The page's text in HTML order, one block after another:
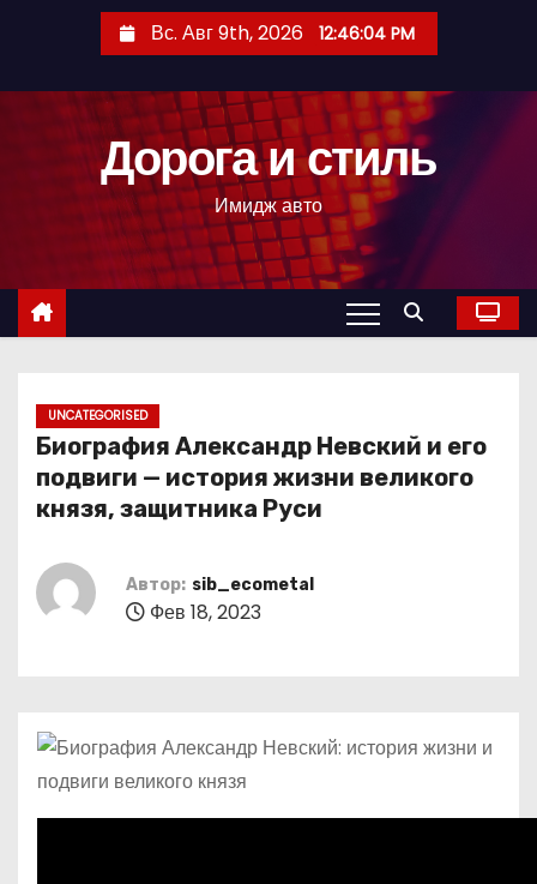
с
Вс. Авг 9th, 2026 12:46:05 PM
Дорога и стиль
Имидж авто
UNCATEGORISED
Биография Александр Невский и его
подвиги — история жизни великого
князя, защитника Руси
Автор: sib_ecometal
Фев 18, 2023